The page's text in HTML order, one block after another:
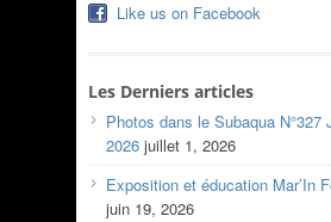
Like us on Facebook
Les Derniers articles
Photos dans le Subaqua N°327
2026 juillet 1, 2026
Exposition et éducation Mar’In
juin 19, 2026